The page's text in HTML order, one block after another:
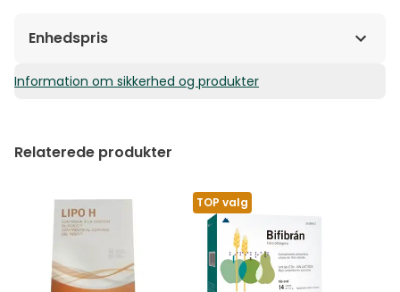
Enhedspris
0,62€ / Kapsler
Information om sikkerhed og produkter
Relaterede produkter
TOP valg